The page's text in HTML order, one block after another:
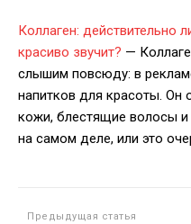
Коллаген: действительно
красиво звучит? —
слышим повсюду: в
напитков для красоты. Он
кожи, блестящие волосы и
на самом деле, или это
Предыдущая статья